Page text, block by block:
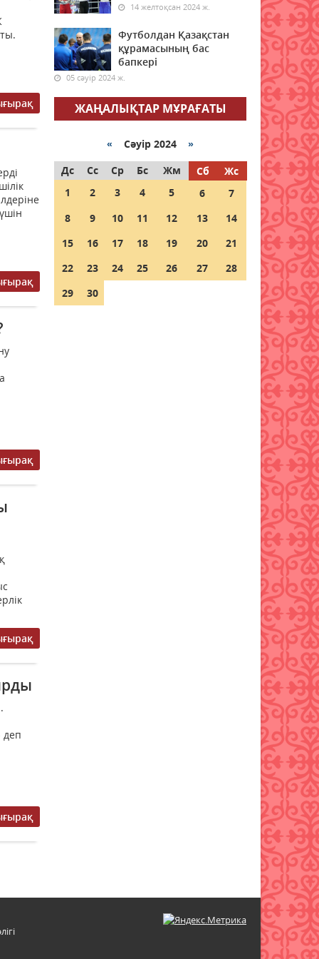
деп
Демалыста аптап ыстық: ауа
райы алдағы күндері 41
градусқа дейін көтеріледі
07 тамыз 2026 ж.
Байланыс операторлары
арналған ішкі бақылау
07 тамыз 2026 ж. 63
мамандары мен архив
қызметкерлеріне
көрсетілмек
14 желтоқсан 2024 ж.
Футболдан Қазақстан
құрамасының бас
бапкері
05 сәуір 2024 ж.
ЖАҢАЛЫҚТАР МҰРАҒАТЫ
« Сәуір 2024 »
Дс
Сс Ср Бс Жм Сб
Жс
1
2 3 4 5 6
7
8
9 10 11 12 13
14
15
16 17 18 19 20
21
22
23 24 25 26 27
28
29
30